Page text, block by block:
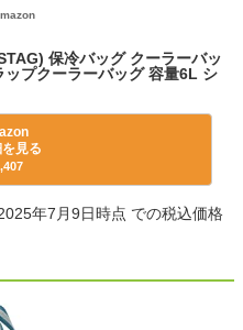
保冷バッグ クーラーバッ
プクーラーバッグ 容量6L シ
見る
年7月9日時点 での税込価格